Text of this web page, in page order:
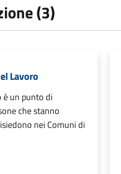
(3)
Lavoro
è un punto di
che stanno
nei Comuni di